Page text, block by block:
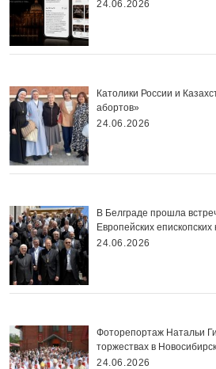
24.06.2026
Католики России и
абортов»
24.06.2026
В Белграде прошла
Европейских
24.06.2026
Фоторепортаж Натальи
торжествах в
24.06.2026